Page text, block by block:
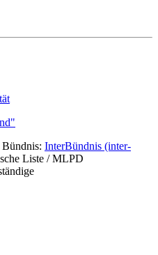
Bündnis: InterBündnis (inter-
Liste / MLPD